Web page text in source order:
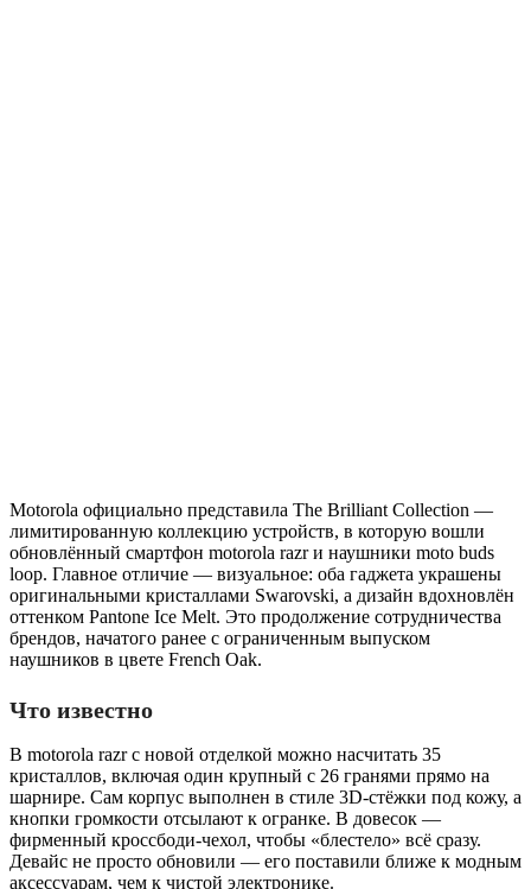
Motorola официально представила The Brilliant Collection —
лимитированную коллекцию устройств, в которую вошли
обновлённый смартфон motorola razr и наушники moto buds
loop. Главное отличие — визуальное: оба гаджета украшены
оригинальными кристаллами Swarovski, а дизайн вдохновлён
оттенком Pantone Ice Melt. Это продолжение сотрудничества
брендов, начатого ранее с ограниченным выпуском
наушников в цвете French Oak.
Что известно
В motorola razr с новой отделкой можно насчитать 35
кристаллов, включая один крупный с 26 гранями прямо на
шарнире. Сам корпус выполнен в стиле 3D-стёжки под кожу, а
кнопки громкости отсылают к огранке. В довесок —
фирменный кроссбоди-чехол, чтобы «блестело» всё сразу.
Девайс не просто обновили — его поставили ближе к модным
аксессуарам, чем к чистой электронике.